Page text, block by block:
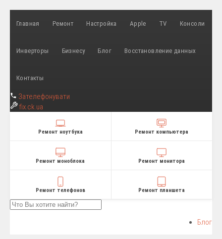
Главная Ремонт Настройка Apple TV Консоли
Инверторы Бизнесу Блог Восстановление данных
Контакты
Зателефонувати
fix.ck.ua
Ремонт ноутбука Ремонт компьютера
Ремонт моноблока Ремонт монитора
Ремонт телефонов Ремонт планшета
Блог